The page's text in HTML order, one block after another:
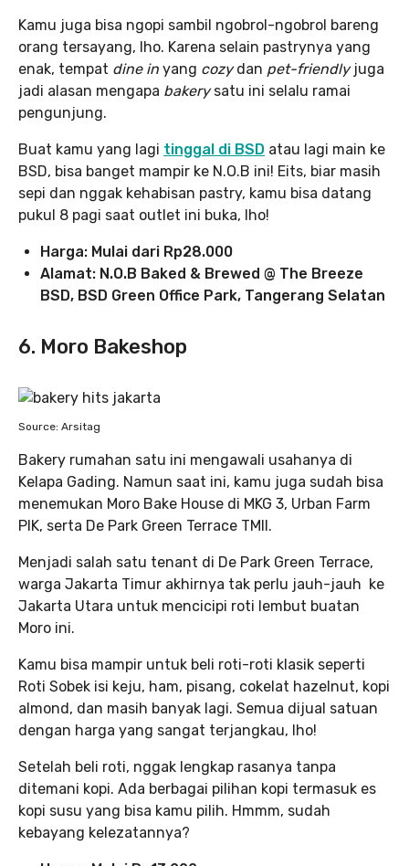
Kamu juga bisa ngopi sambil ngobrol-ngobrol bareng
orang tersayang, lho. Karena selain pastrynya yang
enak, tempat dine in yang cozydan pet-friendly juga
jadi alasan mengapa bakerysatu ini selalu ramai
pengunjung.
Buat kamu yang lagi tinggal di BSD atau lagi main ke
BSD, bisa banget mampir ke N.O.B ini! Eits, biar masih
sepi dan nggak kehabisan pastry, kamu bisa datang
pukul 8 pagi saat outlet ini buka, lho!
Harga: Mulai dari Rp28.000
Alamat: N.O.B Baked & Brewed @ The Breeze
BSD, BSD Green Office Park, Tangerang Selatan
6. Moro Bakeshop
Source: Arsitag
Bakery rumahan satu ini mengawali usahanya di
Kelapa Gading. Namun saat ini, kamu juga sudah bisa
menemukan Moro Bake House di MKG 3, Urban Farm
PIK, serta De Park Green Terrace TMII.
Menjadi salah satu tenant di De Park Green Terrace,
warga Jakarta Timur akhirnya tak perlu jauh-jauh ke
Jakarta Utara untuk mencicipi roti lembut buatan
Moro ini.
Kamu bisa mampir untuk beli roti-roti klasik seperti
Roti Sobek isi keju, ham, pisang, cokelat hazelnut, kopi
almond, dan masih banyak lagi. Semua dijual satuan
dengan harga yang sangat terjangkau, lho!
Setelah beli roti, nggak lengkap rasanya tanpa
ditemani kopi. Ada berbagai pilihan kopi termasuk es
kopi susu yang bisa kamu pilih. Hmmm, sudah
kebayang kelezatannya?